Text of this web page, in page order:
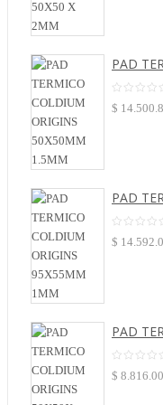
PAD
$
PAD
$
PAD
$ 8.816.00